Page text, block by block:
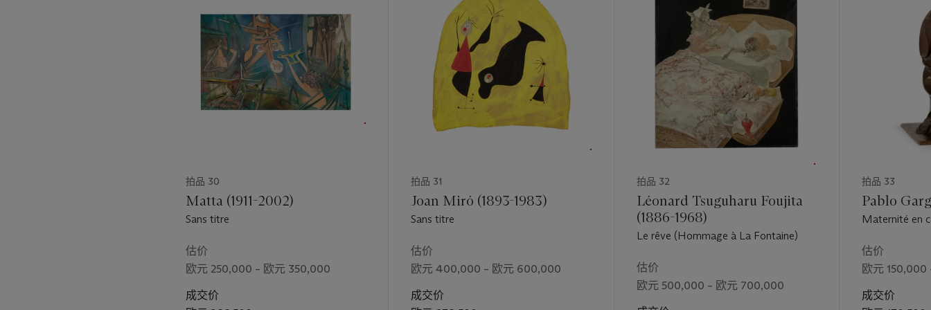
protects, transforms, incites, tempts, gives a mistaken impression of volume”. Dalí’s ephemeral women
counter this deception, their bodies intended to be “disassembled, deconstructed and displayed
separately according to its wishes”. Women possessed, according to the artist, a natural aspiration
towards exhibitionism, and this would be more easily achieved through the possession of such a
‘deconstructed’ body.
This unique interpretation of female sensuality is further enhanced in the present painting by the
artist’s use of one of the most recognisable Dalinian erotic devices, the crutch. In his autobiography
La
(1942) the artist relates a childhood experience (real or imagined) of the
grotesque incidents - starting with his using the crutch’s arm support to brutally massacre a hedgehog,
formed the genesis of his crutch fetish. Employed as one of the most charged objects within the artist’s
complex visual lexicon, the crutch represents both a sexual metaphor as well as the triumph of
resurrection over death. In early surrealist works, such in the 1934 painting
(Fig. 1.;
private collection), the crutch provides physical support for a bloated or exaggerated limb which
sprouts from a grotesque body. They became physical props required to counter putrefaction and
decay. The fetish function of the crutch evolved throughout Dalí’s career, gaining further metaphysical
meaning, for example to illustrate the notion that Dalí’s art itself provided support to a decaying
cultural epoch on the brink of collapse. The floating female bodies in
Personnages dans le désertare
not monstrous, and the crutches employed do not physically support them, but rather form part of an
拍品 30
Matta (1911-2002)
Sans titre
估价
欧元 250,000 – 欧元 350,000
成交价
拍品 31
Joan Miró (1893-1983)
Sans titre
估价
欧元 400,000 – 欧元 600,000
成交价
拍品 32
Léonard Tsuguharu Foujita
(1886-1968)
Le rêve (Hommage à La Fontaine)
估价
欧元 500,000 – 欧元 700,000
拍品 33
Pablo
Maternité en
估价
欧元
成交价